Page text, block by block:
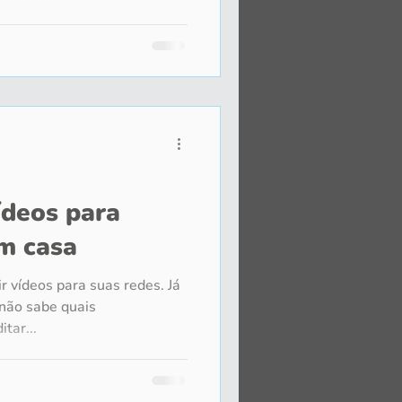
para
casa
vídeos para suas redes. Já
sabe quais